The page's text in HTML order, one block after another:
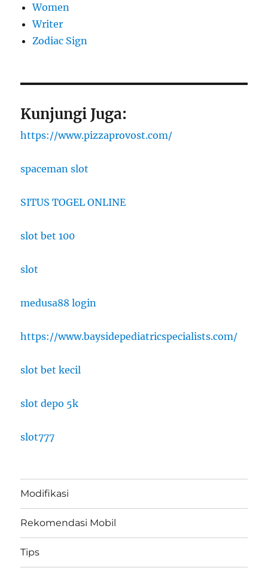
Women
Writer
Zodiac Sign
Kunjungi Juga:
https://www.pizzaprovost.com/
spaceman slot
SITUS TOGEL ONLINE
slot bet 100
slot
medusa88 login
https://www.baysidepediatricspecialists.com/
slot bet kecil
slot depo 5k
slot777
Modifikasi
Rekomendasi Mobil
Tips